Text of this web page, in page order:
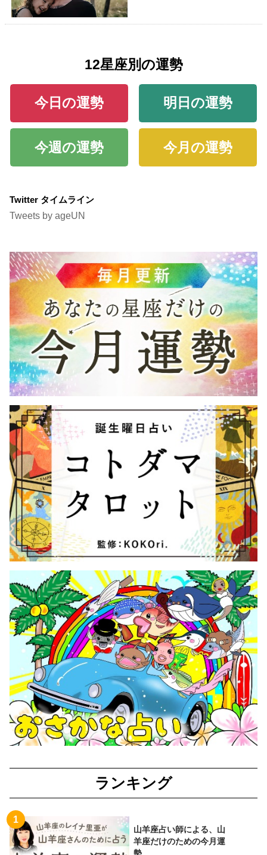
12星座別の運勢
今日の運勢 明日の運勢
今週の運勢 今月の運勢
Twitter タイムライン
Tweets by ageUN
ランキング
山羊座占い師による、山
羊座だけのための今月運
勢